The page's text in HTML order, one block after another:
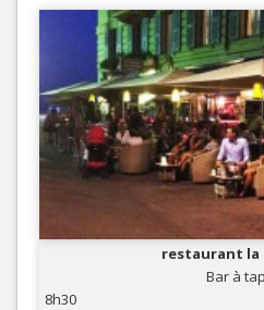
restaurant la
Bar à
8h30